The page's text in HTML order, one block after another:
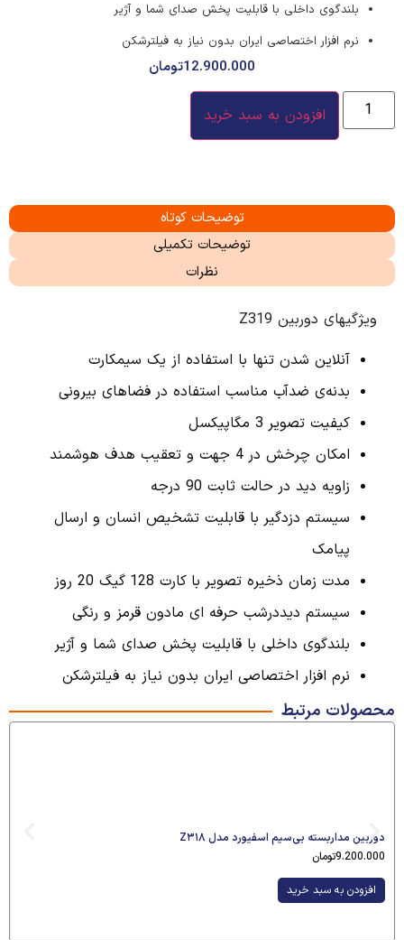
بلندگوی داخلی با قابلیت پخش صدای شما و آژیر
نرم افزار اختصاصی ایران بدون نیاز به فیلترشکن
12.900.000تومان
افزودن به سبد خرید
توضیحات کوتاه
توضیحات تکمیلی
نظرات
ویژگیهای دوربین Z319
آنلاین شدن تنها با استفاده از یک سیمکارت
بدنه‌ی ضدآب مناسب استفاده در فضاهای بیرونی
کیفیت تصویر 3 مگاپیکسل
امکان چرخش در 4 جهت و تعقیب هدف هوشمند
زاویه دید در حالت ثابت 90 درجه
سیستم دزدگیر با قابلیت تشخیص انسان و ارسال
پیامک
مدت زمان ذخیره تصویر با کارت 128 گیگ 20 روز
سیستم دیددرشب حرفه ای مادون قرمز و رنگی
بلندگوی داخلی با قابلیت پخش صدای شما و آژیر
نرم افزار اختصاصی ایران بدون نیاز به فیلترشکن
محصولات مرتبط
دوربین مداربسته بی‌سیم اسفیورد مدل Z۳۱۸
9.200.000تومان
افزودن به سبد خرید